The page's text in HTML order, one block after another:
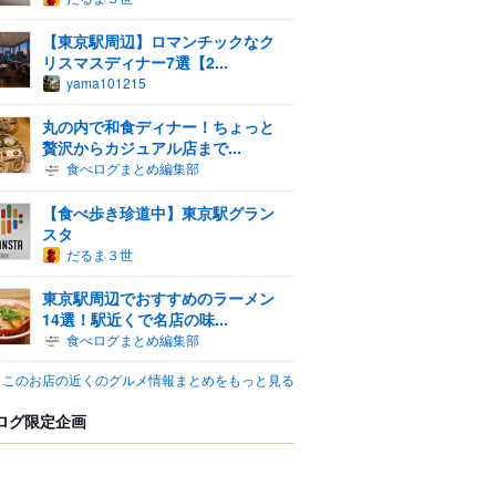
【東京駅周辺】ロマンチックなク
リスマスディナー7選【2...
yama101215
丸の内で和食ディナー！ちょっと
贅沢からカジュアル店まで...
食べログまとめ編集部
【食べ歩き珍道中】東京駅グラン
スタ
だるま３世
東京駅周辺でおすすめのラーメン
14選！駅近くで名店の味...
食べログまとめ編集部
このお店の近くのグルメ情報まとめをもっと見る
グ限定企画